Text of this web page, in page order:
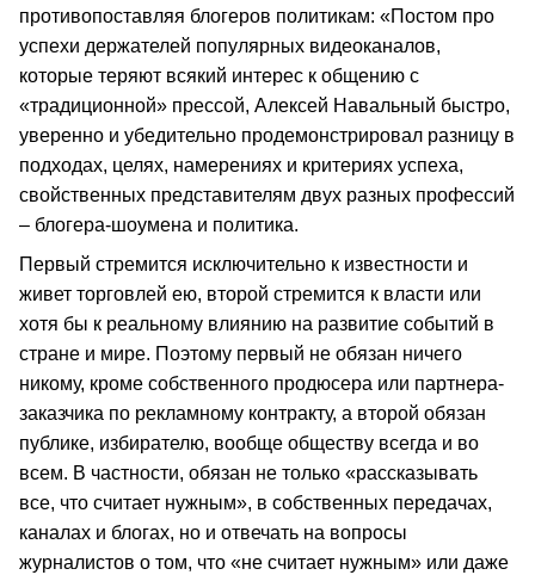
противопоставляя блогеров политикам: «Постом про
успехи держателей популярных видеоканалов,
которые теряют всякий интерес к общению с
«традиционной» прессой, Алексей Навальный быстро,
уверенно и убедительно продемонстрировал разницу в
подходах, целях, намерениях и критериях успеха,
свойственных представителям двух разных профессий
– блогера-шоумена и политика.
Первый стремится исключительно к известности и
живет торговлей ею, второй стремится к власти или
хотя бы к реальному влиянию на развитие событий в
стране и мире. Поэтому первый не обязан ничего
никому, кроме собственного продюсера или партнера-
заказчика по рекламному контракту, а второй обязан
публике, избирателю, вообще обществу всегда и во
всем. В частности, обязан не только «рассказывать
все, что считает нужным», в собственных передачах,
каналах и блогах, но и отвечать на вопросы
журналистов о том, что «не считает нужным» или даже